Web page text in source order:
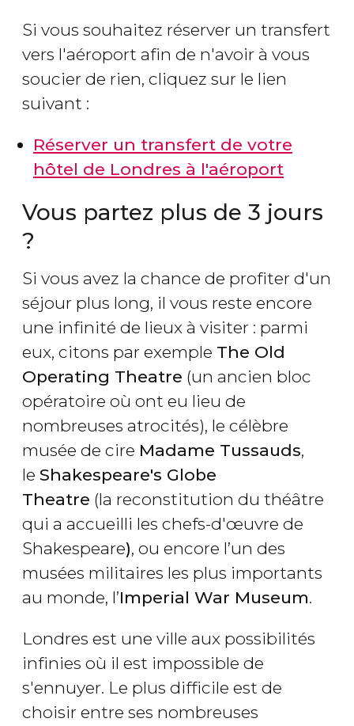
Si vous souhaitez réserver un transfert
vers l'aéroport afin de n'avoir à vous
soucier de rien, cliquez sur le lien
suivant :
Réserver un transfert de votre
hôtel de Londres à l'aéroport
Vous partez plus de 3 jours
?
Si vous avez la chance de profiter d'un
séjour plus long, il vous reste encore
une infinité de lieux à visiter : parmi
eux, citons par exemple The Old
Operating Theatre (un ancien bloc
opératoire où ont eu lieu de
nombreuses atrocités), le célèbre
musée de cire Madame Tussauds,
le Shakespeare's Globe
Theatre (la reconstitution du théâtre
qui a accueilli les chefs-d'œuvre de
Shakespeare), ou encore l’un des
musées militaires les plus importants
au monde, l’Imperial War Museum.
Londres est une ville aux possibilités
infinies où il est impossible de
s'ennuyer. Le plus difficile est de
choisir entre ses nombreuses